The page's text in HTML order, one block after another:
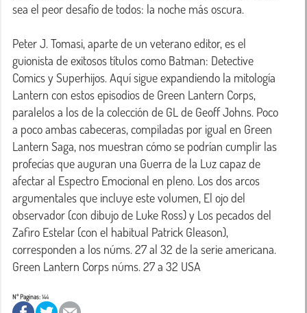
sea el peor desafío de todos: la noche más oscura.
Peter J. Tomasi, aparte de un veterano editor, es el
guionista de exitosos títulos como Batman: Detective
Comics y Superhijos. Aquí sigue expandiendo la mitología
Lantern con estos episodios de Green Lantern Corps,
paralelos a los de la colección de GL de Geoff Johns. Poco
a poco ambas cabeceras, compiladas por igual en Green
Lantern Saga, nos muestran cómo se podrían cumplir las
profecías que auguran una Guerra de la Luz capaz de
afectar al Espectro Emocional en pleno. Los dos arcos
argumentales que incluye este volumen, El ojo del
observador (con dibujo de Luke Ross) y Los pecados del
Zafiro Estelar (con el habitual Patrick Gleason),
corresponden a los núms. 27 al 32 de la serie americana.
Green Lantern Corps núms. 27 a 32 USA
Nº Paginas:144